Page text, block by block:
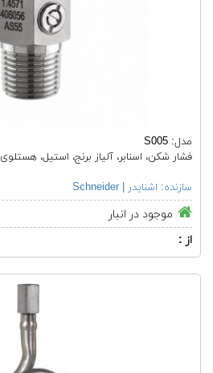
مدل: S005
فشار شکن، اسنابر، آلیاز برنج، استیل، هستلوی
سازنده: اشنایدر | Schneider
موجود در انبار
از :